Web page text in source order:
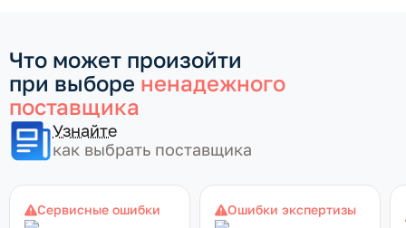
Что может произойти
при выборе ненадежного
поставщика
Узнайте
как выбрать поставщика
Сервисные ошибки Ошибки экспертизы